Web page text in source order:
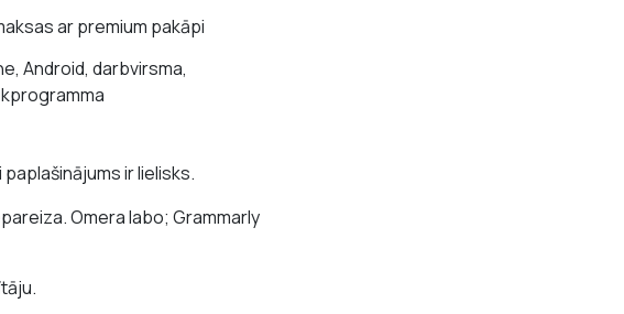
ar premium pakāpi
Android, darbvirsma,
ir lielisks.
Omera labo; Grammarly